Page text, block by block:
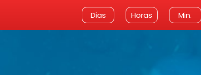
Dias Horas Min.